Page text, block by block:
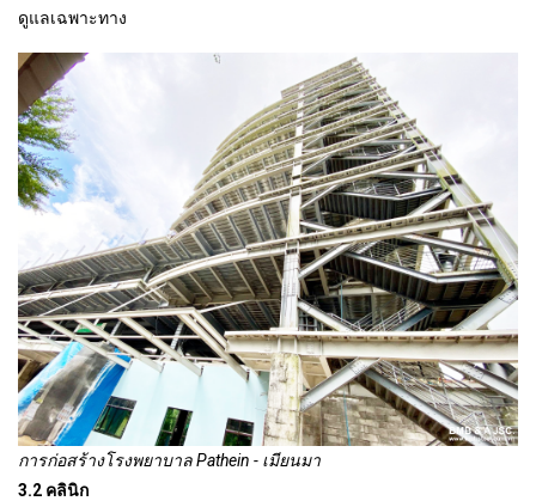
ดูแลเฉพาะทาง
การก่อสร้างโรงพยาบาล Pathein - เมียนมา
3.2 คลินิก